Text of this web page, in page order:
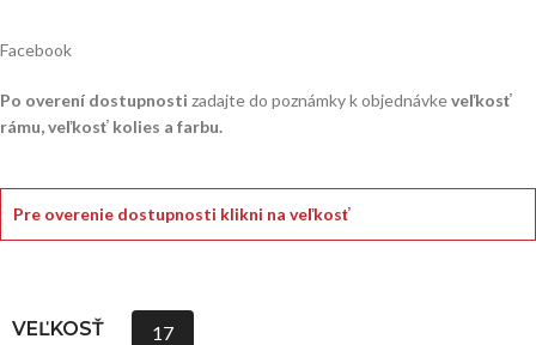
Facebook
Po overení dostupnosti zadajte do poznámky k objednávkeveľkosť
rámu, veľkosť kolies a farbu.
Pre overenie dostupnosti klikni na veľkosť
VEĽKOSŤ 17